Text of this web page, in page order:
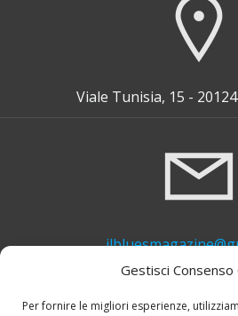
Gestisci Consenso
Per fornire le migliori esperienze,
Viale Tunisia, 15 -